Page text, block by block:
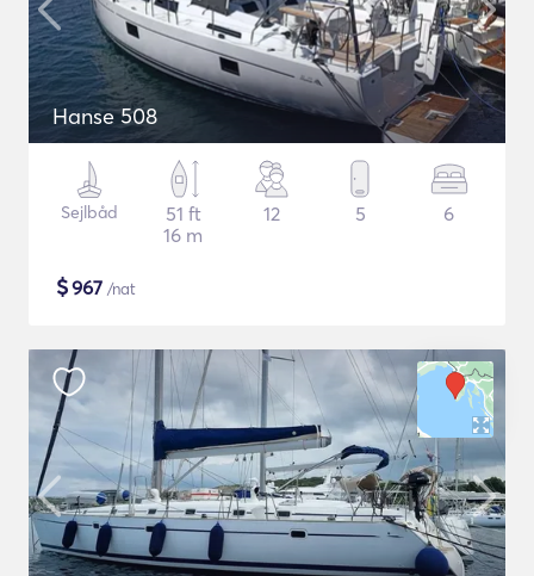
Hanse 508
Sejlbåd
51 ft
16 m
12 5 6
$967 /nat